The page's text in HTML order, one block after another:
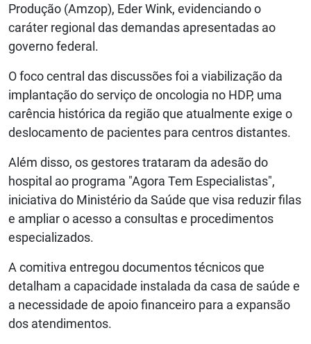
Produção (Amzop), Eder Wink, evidenciando o
caráter regional das demandas apresentadas ao
governo federal.
O foco central das discussões foi a viabilização da
implantação do serviço de oncologia no HDP, uma
carência histórica da região que atualmente exige o
deslocamento de pacientes para centros distantes.
Além disso, os gestores trataram da adesão do
hospital ao programa "Agora Tem Especialistas",
iniciativa do Ministério da Saúde que visa reduzir filas
e ampliar o acesso a consultas e procedimentos
especializados.
A comitiva entregou documentos técnicos que
detalham a capacidade instalada da casa de saúde e
a necessidade de apoio financeiro para a expansão
dos atendimentos.